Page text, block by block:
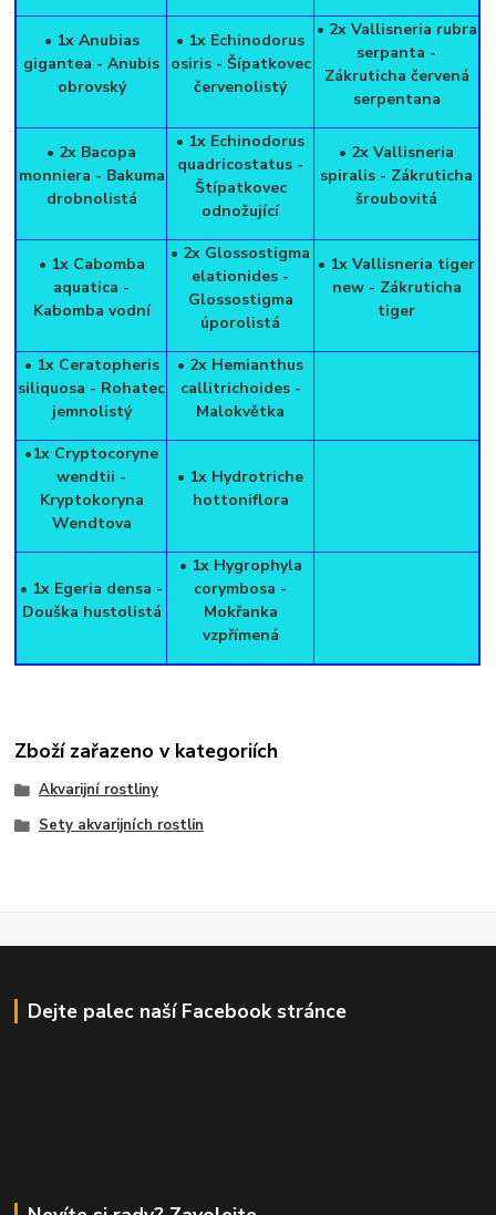
• 1x Anubias
gigantea - Anubis
obrovský
• 1x Echinodorus
osiris - Šípatkovec
červenolistý
• 2x Vallisneria rubra
serpanta -
Zákruticha červená
serpentana
• 2x Bacopa
monniera - Bakuma
drobnolistá
• 1x Echinodorus
quadricostatus -
Štípatkovec
odnožující
• 2x Vallisneria
spiralis - Zákruticha
šroubovitá
• 1x Cabomba
aquatica -
Kabomba vodní
• 2x Glossostigma
elationides -
Glossostigma
úporolistá
• 1x Vallisneria tiger
new - Zákruticha
tiger
• 1x Ceratopheris
siliquosa - Rohatec
jemnolistý
• 2x Hemianthus
callitrichoides -
Malokvětka
•1x Cryptocoryne
wendtii -
Kryptokoryna
Wendtova
• 1x Hydrotriche
hottoniflora
• 1x Egeria densa -
Douška hustolistá
• 1x Hygrophyla
corymbosa -
Mokřanka
vzpřímená
Zboží zařazeno v kategoriích
Akvarijní rostliny
Sety akvarijních rostlin
Dejte palec naší Facebook stránce